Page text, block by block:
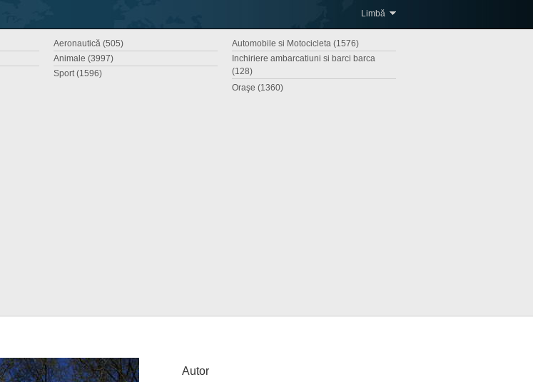
Limbă
Automobile si Motocicleta (1576)
Aeronautică (505)
Inchiriere ambarcatiuni si barci barca
(128)
Animale (3997)
Sport (1596)
Oraşe (1360)
Autor